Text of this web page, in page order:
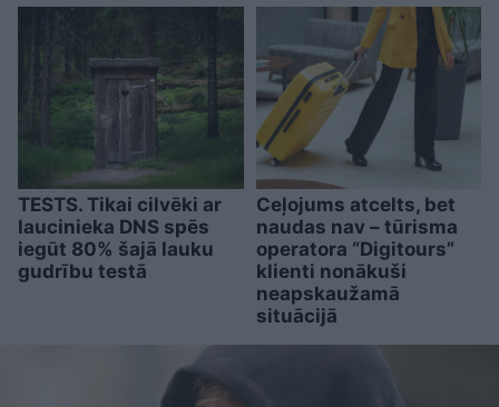
TESTS. Tikai cilvēki ar
laucinieka DNS spēs
iegūt 80% šajā lauku
gudrību testā
Ceļojums atcelts, bet
naudas nav – tūrisma
operatora “Digitours”
klienti nonākuši
neapskaužamā
situācijā